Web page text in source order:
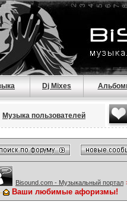
Dj Mixes
Музыка пользователей
Bisound.com - Музыкальный портал
Ваши любимые афоризмы!